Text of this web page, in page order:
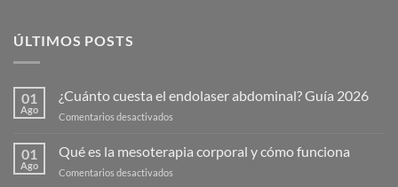
ÚLTIMOS POSTS
01
Ago
¿Cuánto cuesta el endolaser abdominal? Guía 2026
Comentarios desactivados
cuesta
el
01
Ago
Qué es la mesoterapia corporal y cómo funciona
Comentarios desactivados